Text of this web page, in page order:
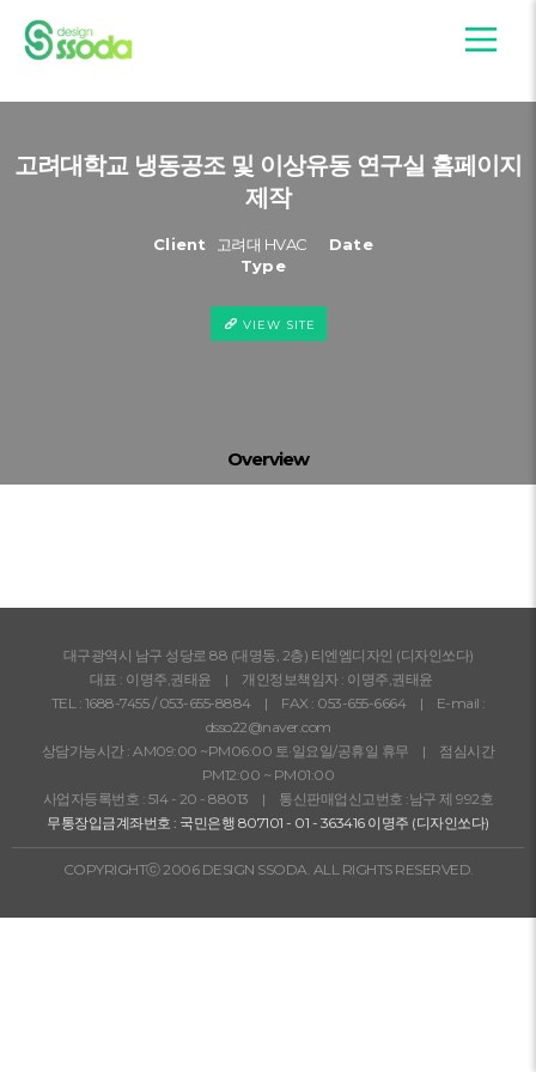
고려대학교 냉동공조 및 이상유동 연구실 홈페이지
제작
Client 고려대 HVAC
Date
Type
VIEW SITE
Overview
대구광역시 남구 성당로 88 (대명동, 2층) 티엔엠디자인 (디자인쏘다)
대표 : 이명주,권태윤 | 개인정보책임자 : 이명주,권태윤
TEL : 1688-7455/ 053-655-8884| FAX : 053-655-6664 | E-mail :
dsso22@naver.com
상담가능시간 : AM09:00 ~PM06:00 토·일요일/공휴일 휴무 | 점심시간
PM12:00 ~ PM01:00
사업자등록번호 : 514 - 20 - 88013 | 통신판매업신고번호 :남구 제 992호
무통장입금계좌번호 : 국민은행 807101 - 01 - 363416 이명주 (디자인쏘다)
COPYRIGHTⓒ 2006 DESIGN SSODA. ALL RIGHTS RESERVED.